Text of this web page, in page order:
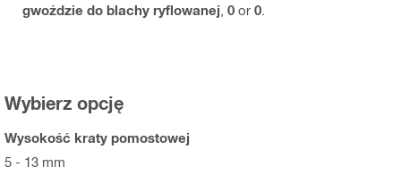
gwoździe do blachy ryflowanej 0 or 0
Wybierz opcję
Wysokość kraty pomostowej
5 - 13 mm